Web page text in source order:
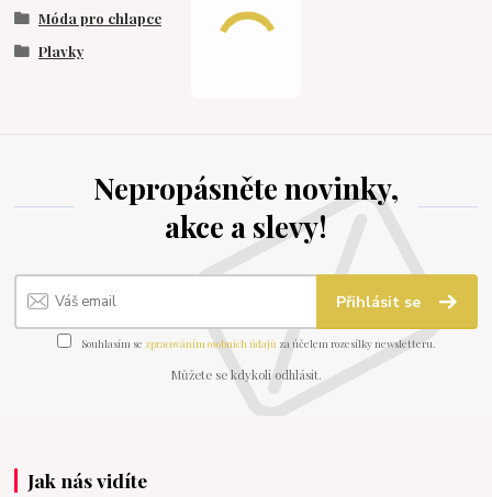
Móda pro chlapce
Plavky
Nepropásněte novinky,
akce a slevy!
Přihlásit se
Souhlasím se zpracováním osobních údajů za účelem rozesílky newsletteru.
Můžete se kdykoli odhlásit.
Jak nás vidíte